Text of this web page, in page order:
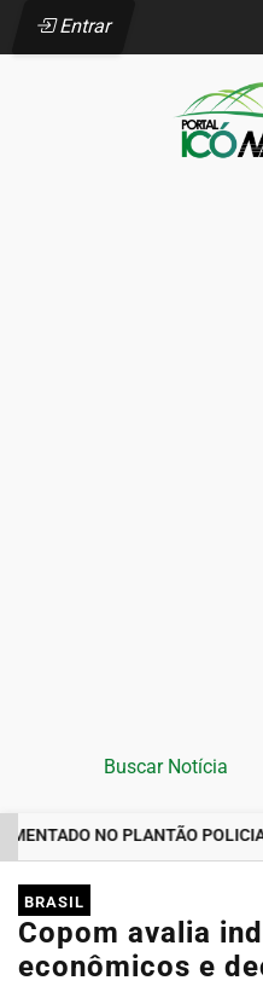
Entrar
NO PLANTÃO POLICIAL
EM ALTA
BRASIL
Copom avalia
econômicos e